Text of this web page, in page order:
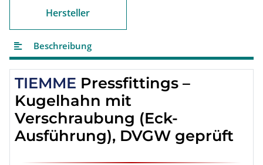
Hersteller
Beschreibung
TIEMME Pressfittings –
Kugelhahn mit
Verschraubung (Eck-
Ausführung), DVGW geprüft